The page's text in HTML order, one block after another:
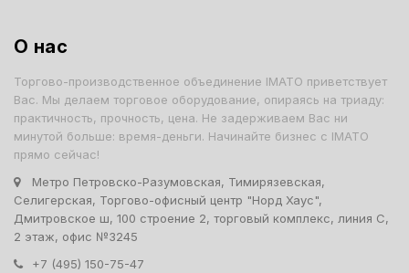
О нас
Торгово-производственное объединение IMATO приветствует
Вас. Мы делаем торговое оборудование, опираясь на триаду:
практичность, прочность, цена. Не задерживаем Вас ни
минутой больше: время-деньги. Начинайте бизнес с IMATO
прямо сейчас!
Метро Петровско-Разумовская, Тимирязевская,
Селигерская, Торгово-офисный центр "Норд Хаус",
Дмитровское ш, 100 строение 2, торговый комплекс, линия С,
2 этаж, офис №3245
+7 (495) 150-75-47